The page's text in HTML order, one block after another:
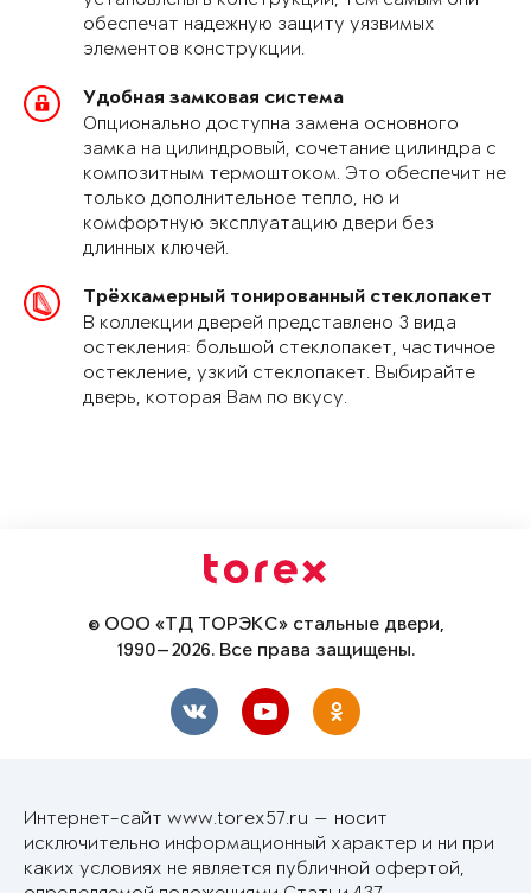
обеспечат надежную защиту уязвимых
элементов конструкции.
Удобная замковая система
Опционально доступна замена основного
замка на цилиндровый, сочетание цилиндра с
композитным термоштоком. Это обеспечит не
только дополнительное тепло, но и
комфортную эксплуатацию двери без
длинных ключей.
Трёхкамерный тонированный стеклопакет
В коллекции дверей представлено 3 вида
остекления: большой стеклопакет, частичное
остекление, узкий стеклопакет. Выбирайте
дверь, которая Вам по вкусу.
© ООО «ТД ТОРЭКС» стальные двери,
1990—2026. Все права защищены.
Интернет-сайт www.torex57.ru — носит
исключительно информационный характер и ни при
каких условиях не является публичной офертой,